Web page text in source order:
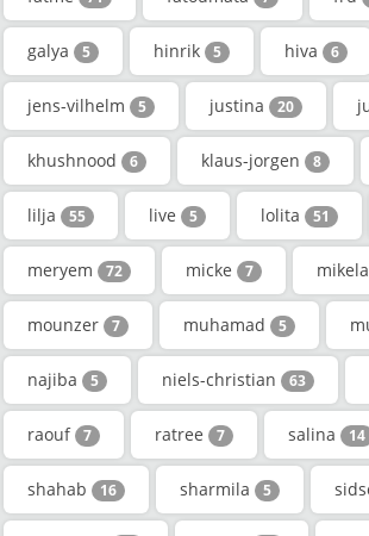
galya 5 hinrik 5 hiva 6
jens-vilhelm 5 justina 20
khushnood 6 klaus-jorgen 8
lilja 55 live 5 lolita 51
meryem 72 micke 7 mikela
mounzer 7 muhamad 5
najiba 5 niels-christian 63
raouf 7 ratree 7 salina 14
shahab 16 sharmila 5